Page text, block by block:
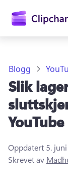
Logg
Blogg
Slik
YouTube
Oppdatert 5.
Skrevet av